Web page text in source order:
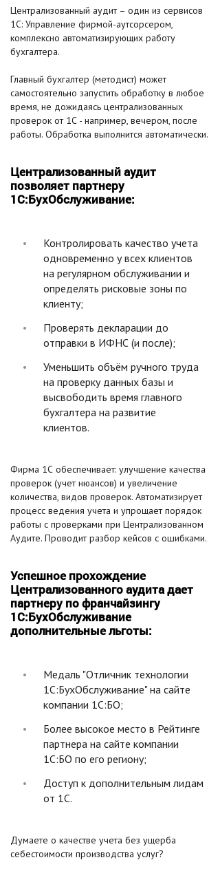
Централизованный аудит – один из сервисов
1С: Управление фирмой-аутсорсером,
комплексно автоматизирующих работу
бухгалтера.
Главный бухгалтер (методист) может
самостоятельно запустить обработку в любое
время, не дожидаясь централизованных
проверок от 1С - например, вечером, после
работы. Обработка выполнится автоматически.
Централизованный аудит
позволяет партнеру
1С:БухОбслуживание:
Контролировать качество учета
одновременно у всех клиентов
на регулярном обслуживании и
определять рисковые зоны по
клиенту;
Проверять декларации до
отправки в ИФНС (и после);
Уменьшить объём ручного труда
на проверку данных базы и
высвободить время главного
бухгалтера на развитие
клиентов.
Фирма 1С обеспечивает: улучшение качества
проверок (учет нюансов) и увеличение
количества, видов проверок. Автоматизирует
процесс ведения учета и упрощает порядок
работы с проверками при Централизованном
Аудите. Проводит разбор кейсов с ошибками.
Успешное прохождение
Централизованного аудита дает
партнеру по франчайзингу
1С:БухОбслуживание
дополнительные льготы:
Медаль "Отличник технологии
1С:БухОбслуживание" на сайте
компании 1С:БО;
Более высокое место в Рейтинге
партнера на сайте компании
1С:БО по его региону;
Доступ к дополнительным лидам
от 1С.
Думаете о качестве учета без ущерба
себестоимости производства услуг?